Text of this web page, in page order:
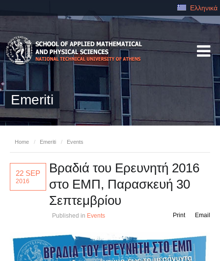
Ελληνικά
Emeriti
Home / Emeriti / Events
22 SEP
2016
Βραδιά του Ερευνητή 2016
στο ΕΜΠ, Παρασκευή 30
Σεπτεμβρίου
Published in Events Email
Print